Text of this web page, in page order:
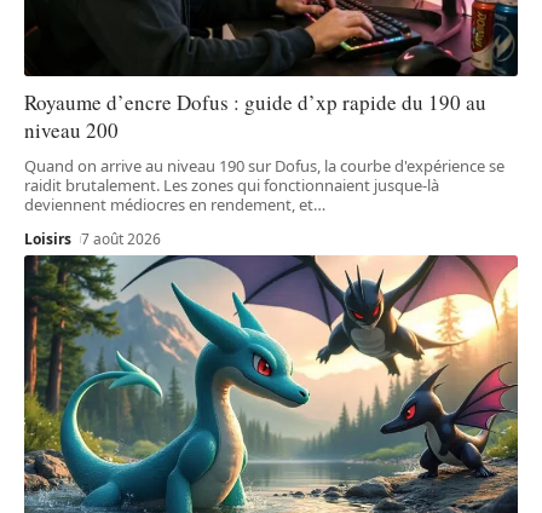
Royaume d’encre Dofus : guide d’xp rapide du 190 au
niveau 200
Quand on arrive au niveau 190 sur Dofus, la courbe d'expérience se
raidit brutalement. Les zones qui fonctionnaient jusque-là
deviennent médiocres en rendement, et…
Loisirs 7 août 2026